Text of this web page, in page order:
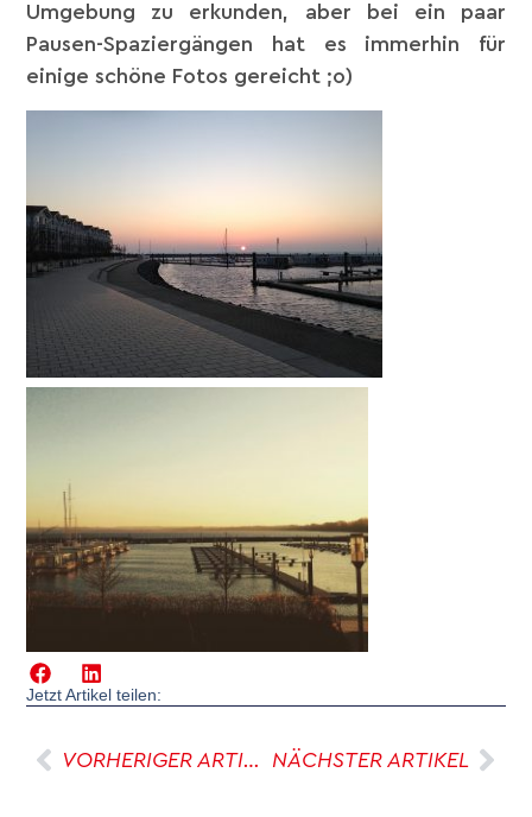
Umgebung zu erkunden, aber bei ein paar
Pausen-Spaziergängen hat es immerhin für
einige schöne Fotos gereicht ;o)
Jetzt Artikel teilen:
VORHERIGER ARTIKEL NÄCHSTER ARTIKEL